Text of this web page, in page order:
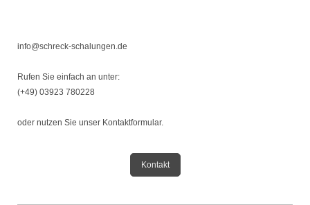
info@schreck-schalungen.de
Rufen Sie einfach an unter:
(+49) 03923 780228
oder nutzen Sie unser Kontaktformular.
Kontakt